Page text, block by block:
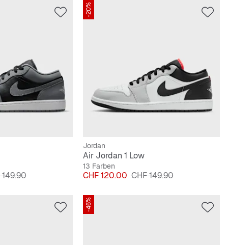
149.90
-20%
Jordan
Air Jordan 1 Low
13 Farben
Preis
CHF 120.00 Originalpreis
CHF 149.90
-46%